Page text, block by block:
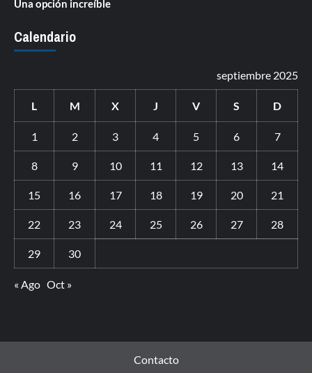
Una opción increíble
Calendario
septiembre 2025
L M X J V S D
1 2 3 4 5 6 7
8 9 10 11 12 13 14
15 16 17 18 19 20 21
22 23 24 25 26 27 28
29 30
« Ago Oct »
Contacto